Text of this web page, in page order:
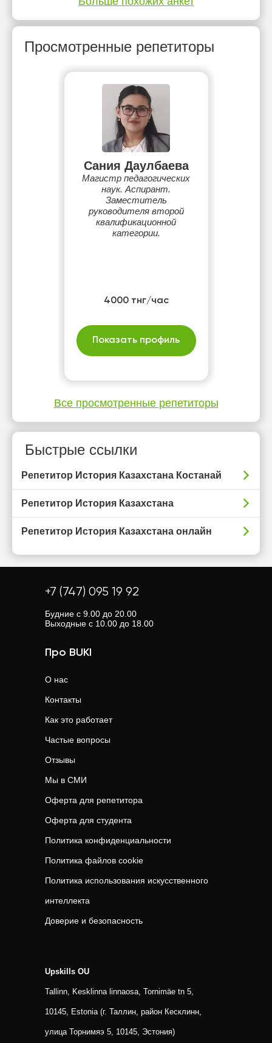
Просмотренные репетиторы
Сания Даулбаева
Магистр педагогических
наук. Аспирант.
Заместитель
руководителя второй
квалификационной
категории.
4000 тнг/час
Показать профиль
Все просмотренные репетиторы
Быстрые ссылки
Репетитор История Казахстана Костанай
Репетитор История Казахстана
Репетитор История Казахстана онлайн
+7 (747) 095 19 92
Будние с 9.00 до 20.00
Выходные с 10.00 до 18.00
Про BUKI
О нас
Контакты
Как это работает
Частые вопросы
Отзывы
Мы в СМИ
Оферта для репетитора
Оферта для студента
Политика конфиденциальности
Политика файлов cookie
Политика использования искусственного
интеллекта
Доверие и безопасность
Upskills OU
Tallinn, Kesklinna linnaosa, Tornimäe tn 5,
10145, Estonia (г. Таллин, район Кесклинн,
улица Торнимяэ 5, 10145, Эстония)